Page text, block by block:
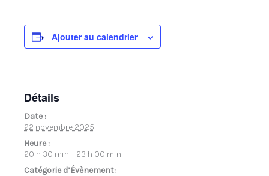
Ajouter au calendrier
Détails
Date :
22 novembre 2025
Heure :
20 h 30 min – 23 h 00 min
Catégorie d’Évènement: